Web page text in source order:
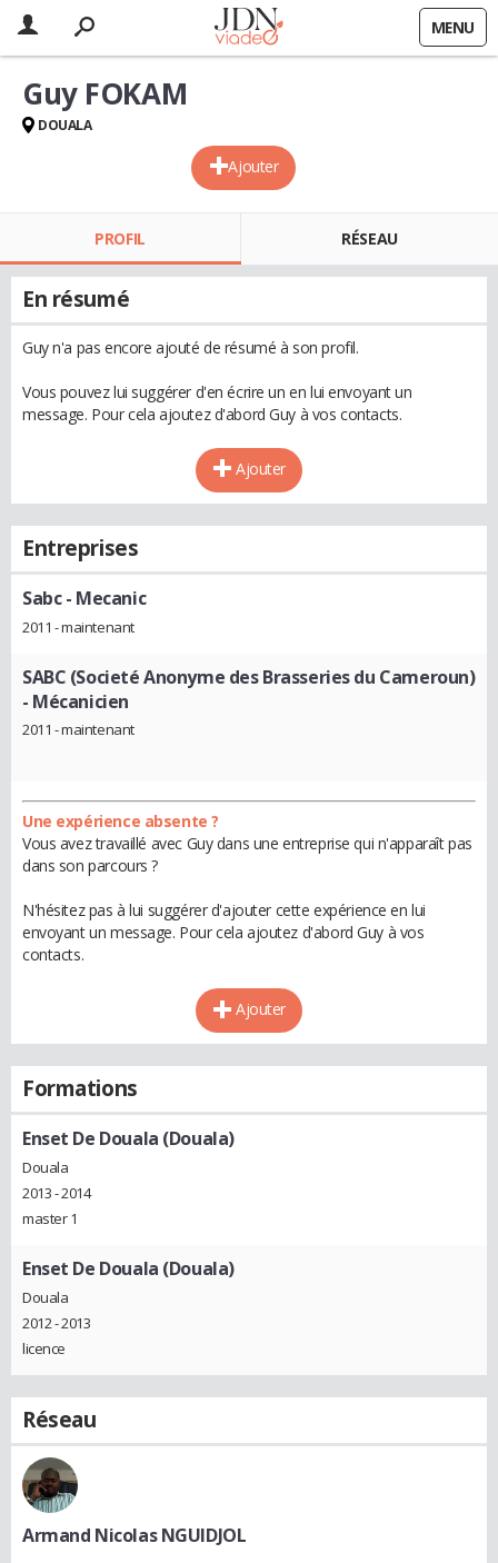
MENU
Ajouter
Guy FOKAM
DOUALA
PROFIL RÉSEAU
En résumé
Guy n'a pas encore ajouté de résumé à son profil.
Vous pouvez lui suggérer d'en écrire un en lui envoyant un
message. Pour cela ajoutez d'abord Guy à vos contacts.
Ajouter
Entreprises
Sabc- Mecanic
2011 - maintenant
SABC (Societé Anonyme des Brasseries du Cameroun)
- Mécanicien
2011 - maintenant
Une expérience absente ?
Vous avez travaillé avec Guy dans une entreprise qui n'apparaît pas
dans son parcours ?
N'hésitez pas à lui suggérer d'ajouter cette expérience en lui
envoyant un message. Pour cela ajoutez d'abord Guy à vos
contacts.
Ajouter
Formations
Enset De Douala (Douala)
Douala
2013 - 2014
master 1
Enset De Douala (Douala)
Douala
2012 - 2013
licence
Réseau
Armand Nicolas NGUIDJOL